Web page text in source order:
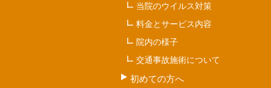
当院のウイルス対策
料金とサービス内容
院内の様子
交通事故施術について
初めての方へ